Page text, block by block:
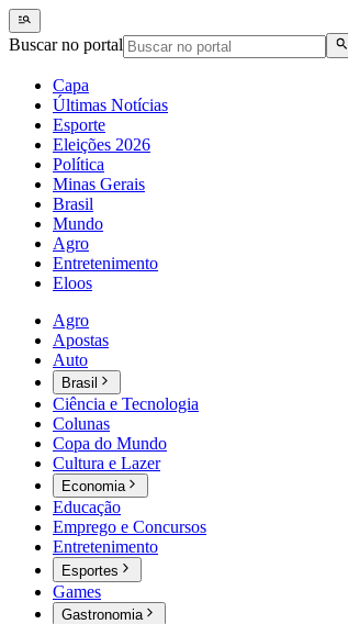
Buscar no portal
Capa
Últimas Notícias
Esporte
Eleições 2026
Política
Minas Gerais
Brasil
Mundo
Agro
Entretenimento
Eloos
Agro
Apostas
Auto
Brasil
Ciência e Tecnologia
Colunas
Copa do Mundo
Cultura e Lazer
Economia
Educação
Emprego e Concursos
Entretenimento
Esportes
Games
Gastronomia